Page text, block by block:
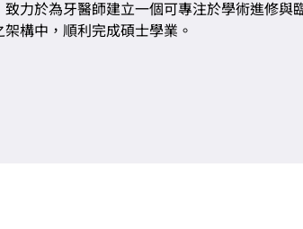
力於為牙醫師建立一個可專注於學術進修與
構中，順利完成碩士學業。